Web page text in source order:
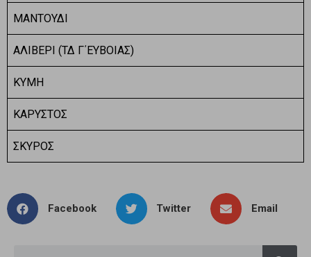
ΜΑΝΤΟΥΔΙ
ΑΛΙΒΕΡΙ (ΤΔ Γ΄ΕΥΒΟΙΑΣ)
ΚΥΜΗ
ΚΑΡΥΣΤΟΣ
ΣΚΥΡΟΣ
Facebook Twitter Email